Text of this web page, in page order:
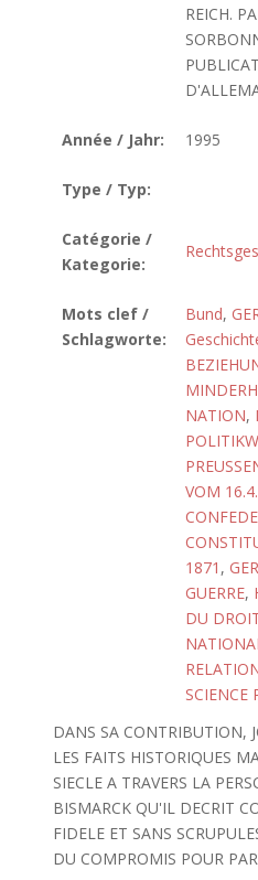
REICH.
Année / Jahr: 1995
Type / Typ:
Catégorie /
Kategorie:
Mots clef /
Schlagworte:
Bund,
NATION,
VOM
1871 ,
GUERRE,
DU
SCIENCE
DANS SA CONTRIBUTION,
LES FAITS HISTORIQUES
SIECLE A TRAVERS LA
BISMARCK QU'IL DECRIT
FIDELE ET SANS
DU COMPROMIS POUR